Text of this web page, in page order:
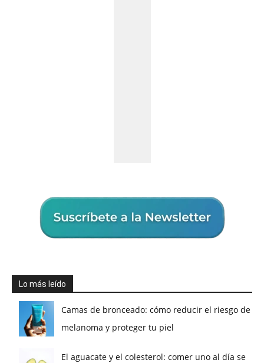
Lo más leído
Camas de bronceado: cómo reducir el riesgo de
melanoma y proteger tu piel
El aguacate y el colesterol: comer uno al día se